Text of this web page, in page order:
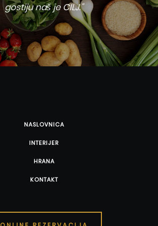
gostiju naš je CILJ."
NASLOVNICA
INTERIJER
HRANA
KONTAKT